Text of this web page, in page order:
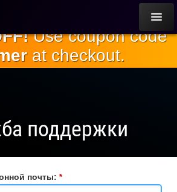
Use coupon code
at checkout.
поддержки
почты:
поле